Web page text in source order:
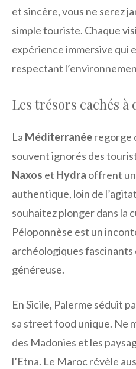
et sincère, vous ne serez
simple touriste. Chaque
expérience immersive qui
respectant
Les trésors cachés
La Méditerranéeregorge
souvent ignorés des
Naxos et Hydra offrent
authentique, loin de
souhaitez plonger dans la
Péloponnèse est un
archéologiques fascinants
généreuse.
En Sicile, Palerme séduit
sa street food unique. Ne
des Madonies et les
l’Etna. Le Maroc révèle